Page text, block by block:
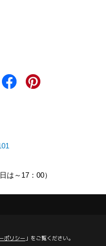
は～17：00）
Rights Reserved.
ポリシー 」をご覧ください。